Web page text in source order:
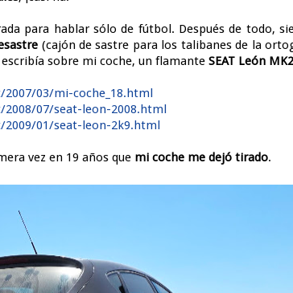
para hablar sólo de fútbol. Después de todo,
(cajón de sastre para los talibanes de la
sobre mi coche, un flamante SEAT León MK2
03/mi-coche_18.html
07/seat-leon-2008.html
01/seat-leon-2k9.html
vez en 19 años que mi coche me dejó tirado.